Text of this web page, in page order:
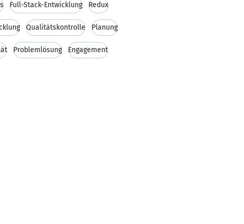
Full-Stack-Entwicklung Redux
Qualitätskontrolle Planung
Problemlösung Engagement